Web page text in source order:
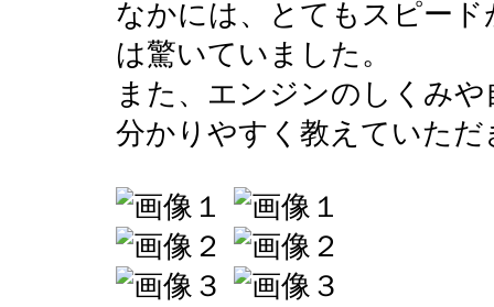
なかには、とてもスピー
は驚いていました。
また、エンジンのしくみ
分かりやすく教えていただ